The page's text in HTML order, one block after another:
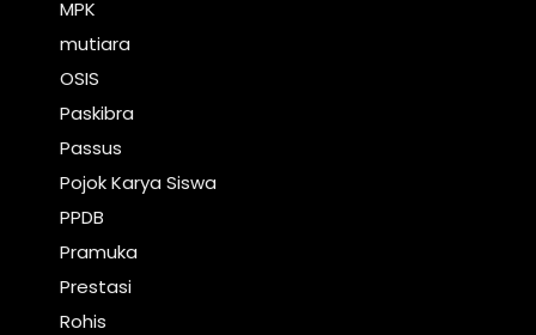
MPK
mutiara
OSIS
Paskibra
Passus
Pojok Karya Siswa
PPDB
Pramuka
Prestasi
Rohis